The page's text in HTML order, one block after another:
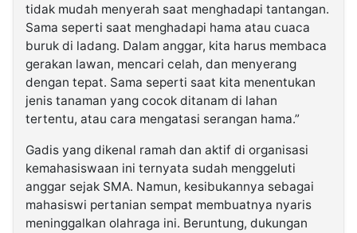
tidak mudah menyerah saat menghadapi tantangan.
Sama seperti saat menghadapi hama atau cuaca
buruk di ladang. Dalam anggar, kita harus membaca
gerakan lawan, mencari celah, dan menyerang
dengan tepat. Sama seperti saat kita menentukan
jenis tanaman yang cocok ditanam di lahan
tertentu, atau cara mengatasi serangan hama.”
Gadis yang dikenal ramah dan aktif di organisasi
kemahasiswaan ini ternyata sudah menggeluti
anggar sejak SMA. Namun, kesibukannya sebagai
mahasiswi pertanian sempat membuatnya nyaris
meninggalkan olahraga ini. Beruntung, dukungan